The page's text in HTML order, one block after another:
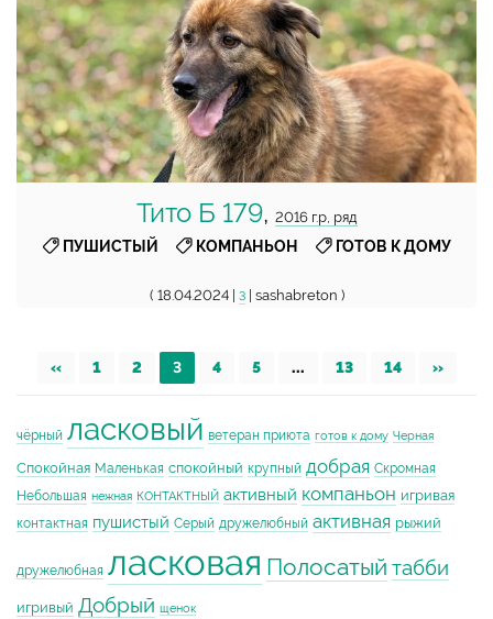
Тито Б 179, 2016 г.р, ряд
ПУШИСТЫЙ
КОМПАНЬОН ГОТОВ К ДОМУ
( 18.04.2024 | 3| sashabreton )
« 1 2 3 4 5 ... 13 14 »
чёрный ласковый ветеран приюта готов к дому Черная
Спокойная Маленькая спокойный крупный добрая Скромная
Небольшая нежная КОНТАКТНЫЙ активный компаньон игривая
контактная пушистый Серый дружелюбный активная рыжий
дружелюбная ласковая Полосатый табби
игривый Добрый щенок